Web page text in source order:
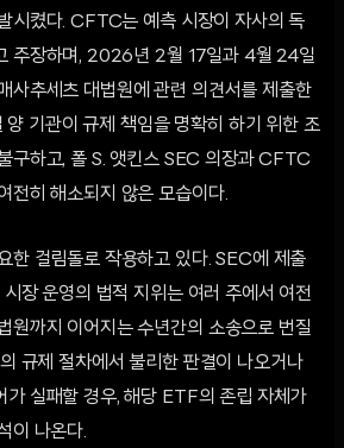
시켰다. CFTC는 예측 시장이 자사의 독
주장하며, 2026년 2월 17일과 4월 24일
사추세츠 대법원에 관련 의견서를 제출한
기관이 규제 책임을 명확히 하기 위한 조
구하고, 폴 S. 앳킨스 SEC 의장과 CFTC
전히 해소되지 않은 모습이다.
한 걸림돌로 작용하고 있다. SEC에 제출
장 운영의 법적 지위는 여러 주에서 여전
원까지 이어지는 수년간의 소송으로 번질
규제 절차에서 불리한 판결이 나오거나
가 실패할 경우, 해당 ETF의 존립 자체가
이 나온다.